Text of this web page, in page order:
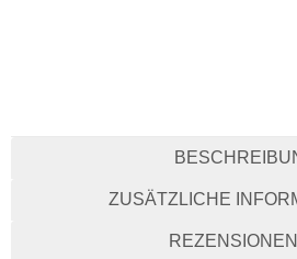
ZUSÄTZLICHE